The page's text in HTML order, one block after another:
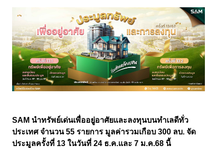
SAM นำทรัพย์เด่นเพื่ออยู่อาศัยและลงทุนบนทำเลดีทั่ว
ประเทศ จำนวน 55 รายการ มูลค่ารวมเกือบ 300 ลบ. จัด
ประมูลครั้งที่ 13 ในวันที่ 24 ธ.ค.และ 7 ม.ค.68 นี้